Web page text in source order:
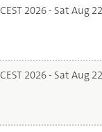
2026 - Sat Aug
2026 - Sat Aug